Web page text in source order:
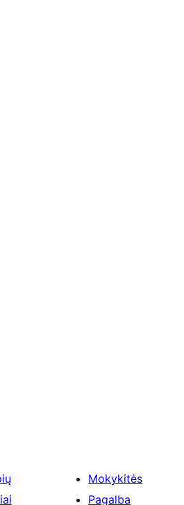
Mokykitės
Pagalba